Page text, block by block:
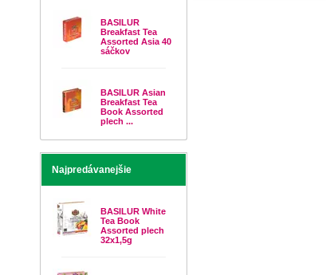
BASILUR
Breakfast Tea
Assorted Asia 40
sáčkov
BASILUR Asian
Breakfast Tea
Book Assorted
plech ...
Najpredávanejšie
BASILUR White
Tea Book
Assorted plech
32x1,5g